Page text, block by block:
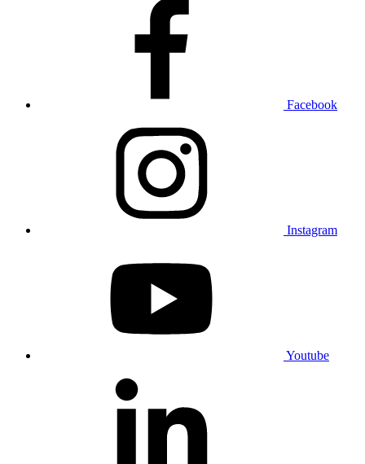
Facebook
Instagram
Youtube